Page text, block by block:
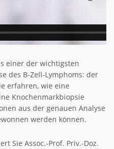
einer der wichtigsten
des B-Zell-Lymphoms: der
erfahren, wie eine
Knochenmarkbiopsie
aus der genauen Analyse
werden können.
Sie Assoc.-Prof. Priv.-Doz.